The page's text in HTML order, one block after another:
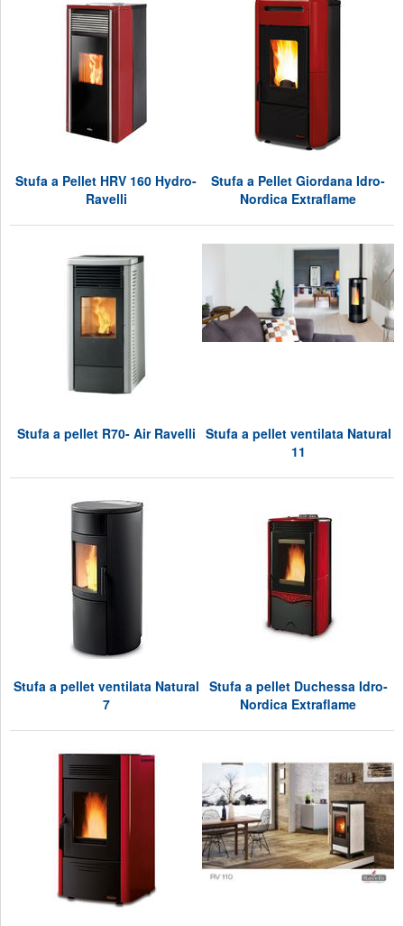
Stufa a Pellet HRV 160 Hydro-
Ravelli
Stufa a Pellet Giordana Idro-
Nordica Extraflame
Stufa a pellet R70- Air Ravelli Stufa a pellet ventilata Natural
11
Stufa a pellet ventilata Natural
7
Stufa a pellet Duchessa Idro-
Nordica Extraflame